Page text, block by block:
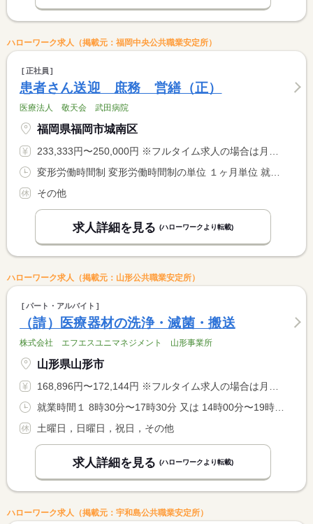
ハローワーク求人（掲載元：福岡中央公共職業安定所）
正社員
患者さん送迎 庶務 営繕（正）
医療法人 敬天会 武田病院
福岡県福岡市城南区
233,333円〜250,000円 ※フルタイム求人の場合は月額（換算額）、パート求人の場合は時間額を表示しています。
その他
求人詳細を見る (ハローワークより転載)
ハローワーク求人（掲載元：山形公共職業安定所）
パート・アルバイト
（請）医療器材の洗浄・滅菌・搬送
株式会社 エフエスユニマネジメント 山形事業所
山形県山形市
168,896円〜172,144円 ※フルタイム求人の場合は月額（換算額）、パート求人の場合は時間額を表示しています。
土曜日，日曜日，祝日，その他
求人詳細を見る (ハローワークより転載)
ハローワーク求人（掲載元：宇和島公共職業安定所）